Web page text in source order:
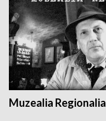
Muzealia Regionalia